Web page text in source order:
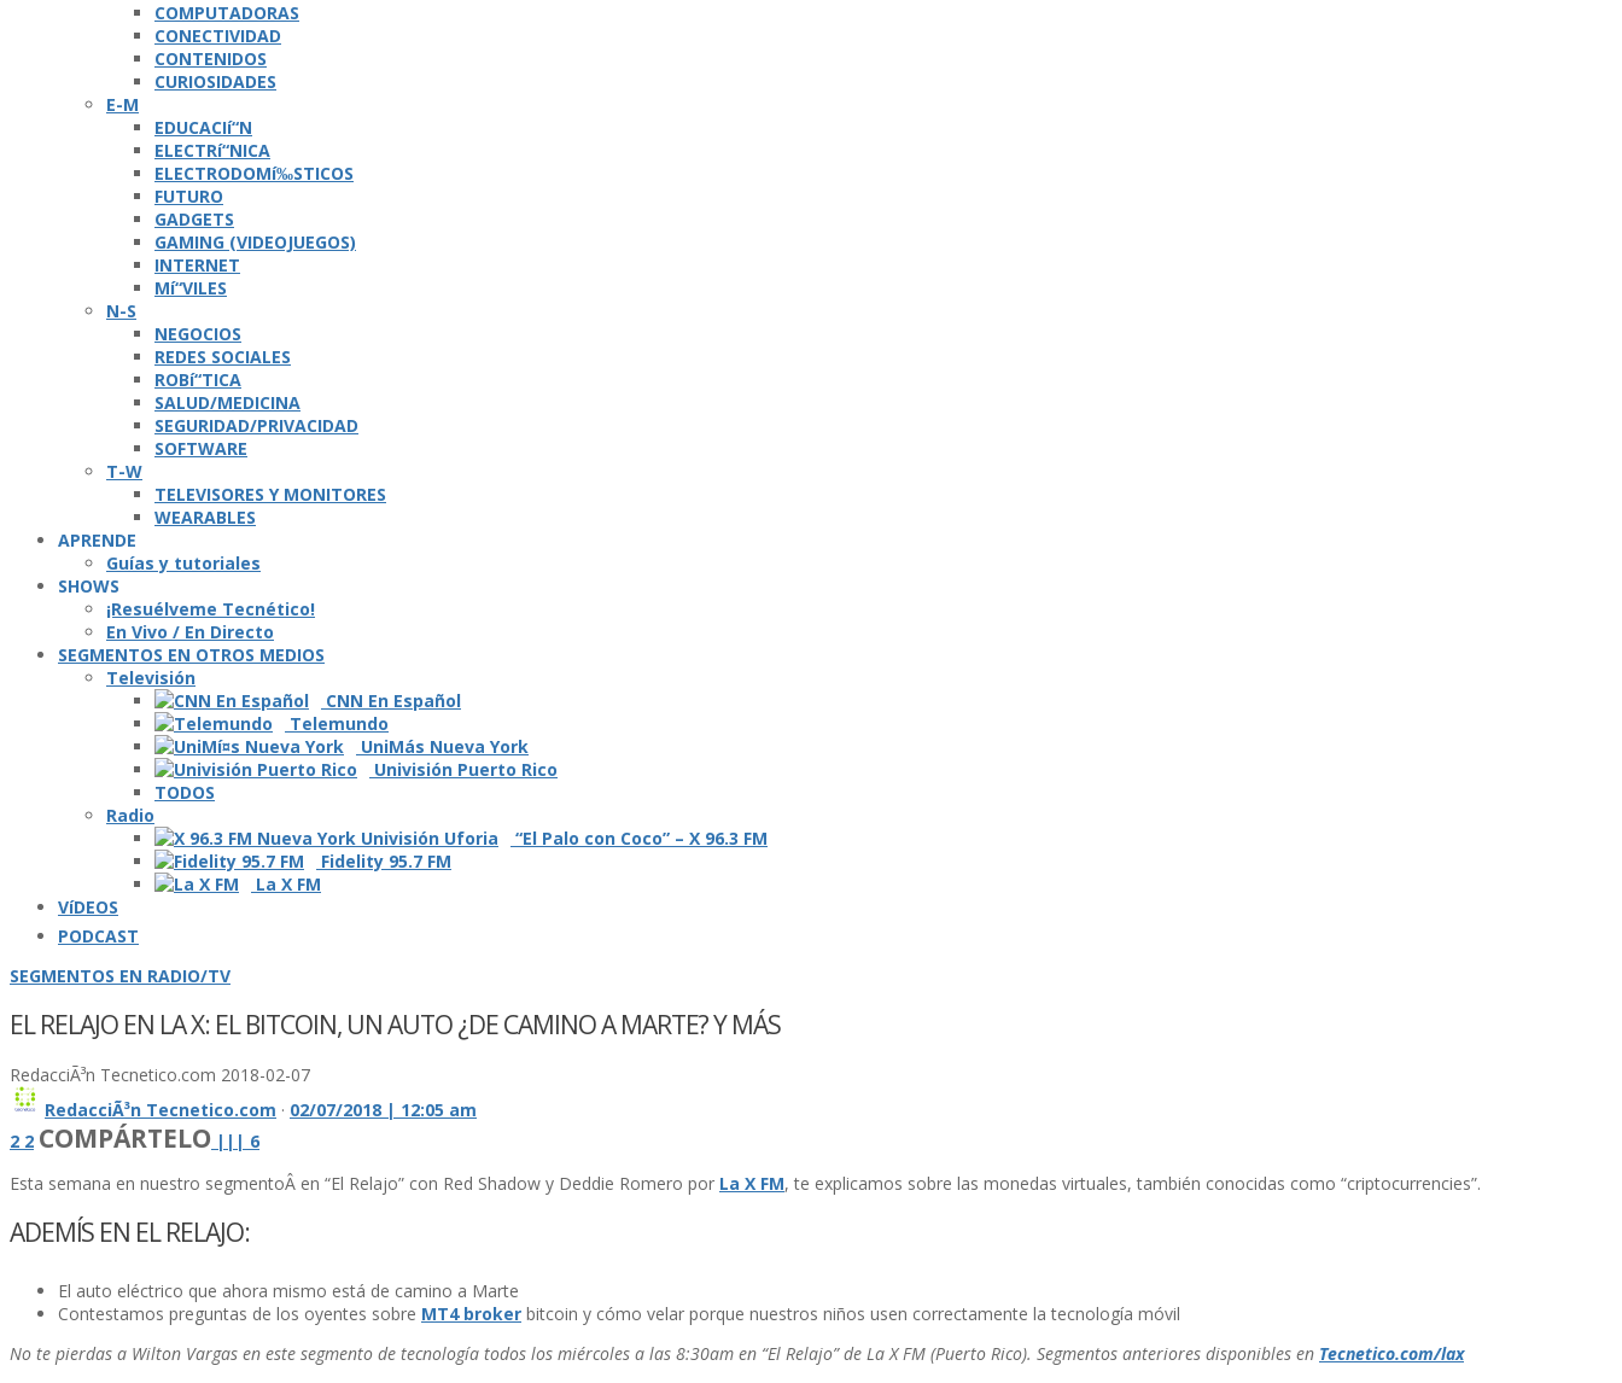
COMPUTADORAS
CONECTIVIDAD
CONTENIDOS
CURIOSIDADES
E-M
EDUCACIí“N
ELECTRí“NICA
ELECTRODOMí‰STICOS
FUTURO
GADGETS
GAMING (VIDEOJUEGOS)
INTERNET
Mí“VILES
N-S
NEGOCIOS
REDES SOCIALES
ROBí“TICA
SALUD/MEDICINA
SEGURIDAD/PRIVACIDAD
SOFTWARE
T-W
TELEVISORES Y MONITORES
WEARABLES
APRENDE
Guí­as y tutoriales
SHOWS
¡Resuélveme Tecnético!
En Vivo / En Directo
SEGMENTOS EN OTROS MEDIOS
Televisión
CNN En Español
Telemundo
UniMás Nueva York
Univisión Puerto Rico
TODOS
Radio
“El Palo con Coco” – X 96.3 FM
Fidelity 95.7 FM
La X FM
VíDEOS
PODCAST
SEGMENTOS EN RADIO/TV
EL RELAJO EN LA X: EL BITCOIN, UN AUTO ¿DE CAMINO A MARTE? Y MÁS
RedacciÃ³n Tecnetico.com 2018-02-07
RedacciÃ³n Tecnetico.com · 02/07/2018 | 12:05 am
2 2 COMPÁRTELO | | | 6
Esta semana en nuestro segmentoÂ en “El Relajo” con Red Shadow y Deddie Romero por La X FM, te explicamos sobre las monedas virtuales, también conocidas como “criptocurrencies”.
ADEMÍS EN EL RELAJO:
El auto eléctrico que ahora mismo está de camino a Marte
Contestamos preguntas de los oyentes sobre MT4 broker bitcoin y cómo velar porque nuestros niños usen correctamente la tecnologí­a móvil
No te pierdas a Wilton Vargas en este segmento de tecnologí­a todos los miércoles a las 8:30am en “El Relajo” de La X FM (Puerto Rico). Segmentos anteriores disponibles en Tecnetico.com/lax